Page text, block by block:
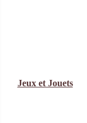
Jeux et Jouets